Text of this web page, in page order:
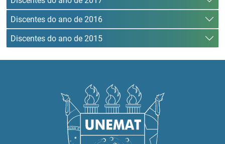
Discentes do ano de 2016
Discentes do ano de 2015